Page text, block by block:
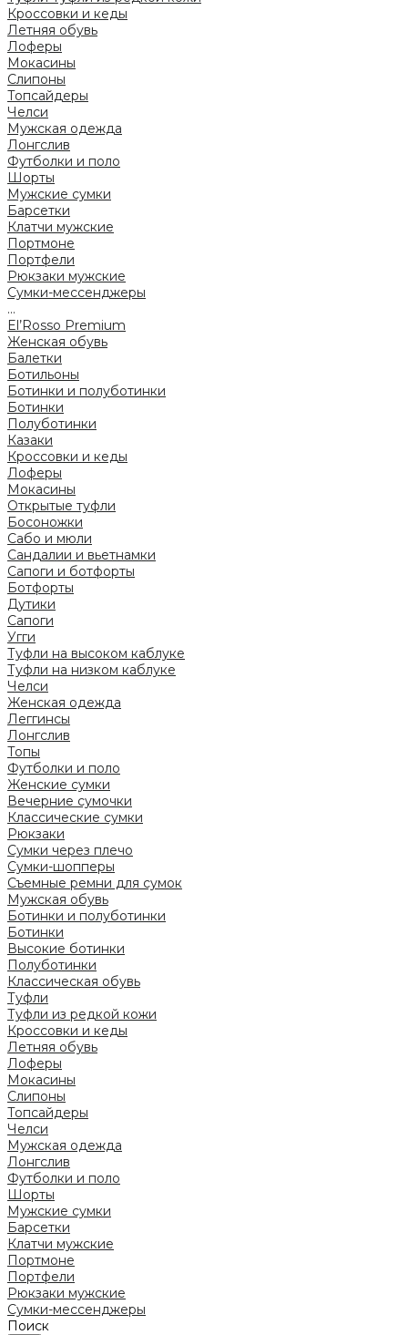
Кроссовки и кеды
Летняя обувь
Лоферы
Мокасины
Слипоны
Топсайдеры
Челси
Мужская одежда
Лонгслив
Футболки и поло
Шорты
Мужские сумки
Барсетки
Клатчи мужские
Портмоне
Портфели
Рюкзаки мужские
Сумки-мессенджеры
...
El’Rosso Premium
Женская обувь
Балетки
Ботильоны
Ботинки и полуботинки
Ботинки
Полуботинки
Казаки
Кроссовки и кеды
Лоферы
Мокасины
Открытые туфли
Босоножки
Сабо и мюли
Сандалии и вьетнамки
Сапоги и ботфорты
Ботфорты
Дутики
Сапоги
Угги
Туфли на высоком каблуке
Туфли на низком каблуке
Челси
Женская одежда
Леггинсы
Лонгслив
Топы
Футболки и поло
Женские сумки
Вечерние сумочки
Классические сумки
Рюкзаки
Сумки через плечо
Сумки-шопперы
Съемные ремни для сумок
Мужская обувь
Ботинки и полуботинки
Ботинки
Высокие ботинки
Полуботинки
Классическая обувь
Туфли
Туфли из редкой кожи
Кроссовки и кеды
Летняя обувь
Лоферы
Мокасины
Слипоны
Топсайдеры
Челси
Мужская одежда
Лонгслив
Футболки и поло
Шорты
Мужские сумки
Барсетки
Клатчи мужские
Портмоне
Портфели
Рюкзаки мужские
Сумки-мессенджеры
Поиск